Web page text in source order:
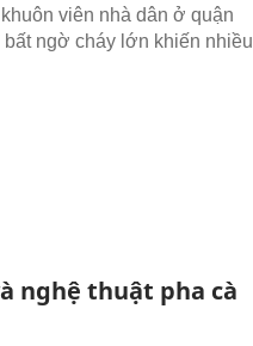
viên nhà dân ở quận
bất ngờ cháy lớn khiến nhiều
nghệ thuật pha cà